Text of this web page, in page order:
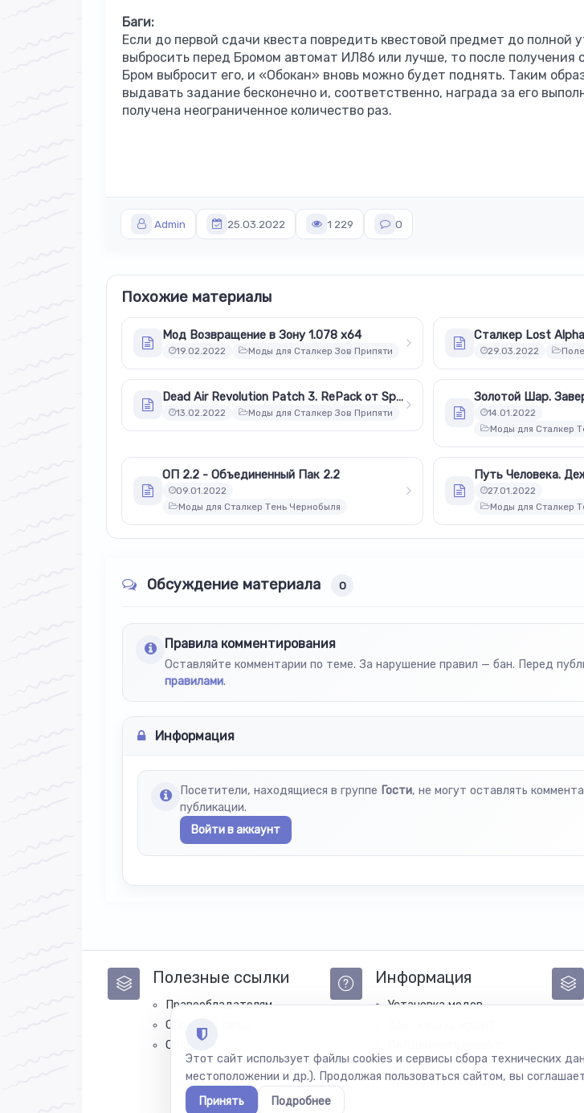
Баги:
Если до первой сдачи квеста повредить квестовой предмет до полной
выбросить перед Бромом автомат ИЛ86 или лучше, то после получения
Бром выбросит его, и «Обокан» вновь можно будет поднять. Таким
выдавать задание бесконечно и, соответственно, награда за его
получена неограниченное количество раз.
Admin 25.03.2022 1 229 0
Похожие материалы
Мод Возвращение в Зону 1.078 x64
19.02.2022 Моды для Сталкер Зов Припяти
Сталкер Lost
29.03.2022
Dead Air Revolution Patch 3. RePack от SpAa-Team
13.02.2022 Моды для Сталкер Зов Припяти
14.01.2022
Моды для Сталкер
ОП 2.2 - Объединенный Пак 2.2
09.01.2022
Моды для Сталкер Тень Чернобыля
Путь Человека.
27.01.2022
Моды для Сталкер
Обсуждение материала 0
Правила комментирования
Оставляйте комментарии по теме. За нарушение правил — бан. Перед
правилами.
Информация
Посетители, находящиеся в группе Гости, не могут оставлять
публикации.
Войти в аккаунт
Полезные ссылки
Правообладателям
Обратная связь
О нас
Информация
Установка модов
Политика
конфиденциальности
Этот сайт использует файлы cookies и сервисы сбора технических
местоположении и др.). Продолжая пользоваться сайтом, вы
Принять
Подробнее